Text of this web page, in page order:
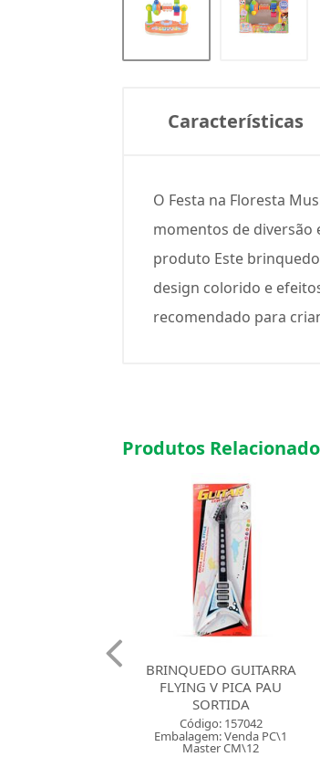
Características
O Festa na Floresta
momentos de diversão
produto Este
design colorido e
recomendado para
Produtos
BRINQUEDO GUITARRA
ANIMAL ROCKSTAR PICA
PAU
Código: 157043
Embalagem: Venda PC\1
Master CM\72